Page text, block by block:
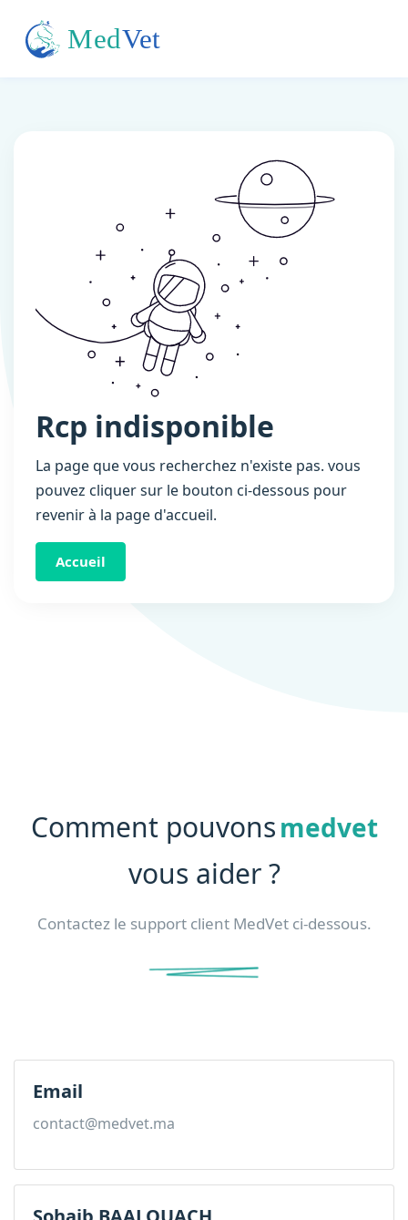
Rcp indisponible
La page que vous recherchez n'existe pas. vous
pouvez cliquer sur le bouton ci-dessous pour
revenir à la page d'accueil.
Accueil
Comment pouvonsmedvet
vous aider ?
Contactez le support client MedVet ci-dessous.
Email
contact@medvet.ma